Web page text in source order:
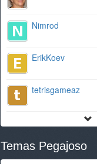
Nimrod
ErikKoev
tetrisgameaz
Temas Pegajoso